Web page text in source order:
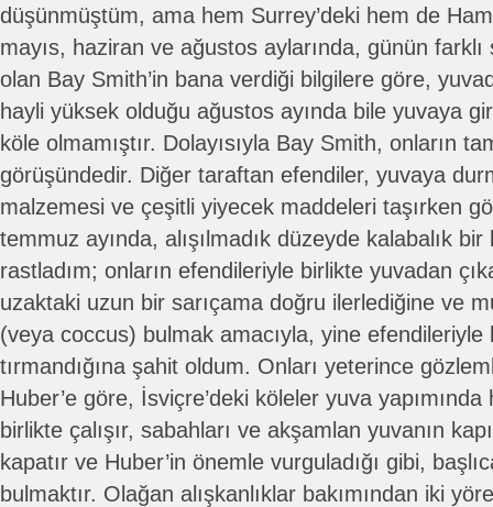
düşünmüştüm, ama hem Surrey’deki hem de
mayıs, haziran ve ağustos aylarında, günün
olan Bay Smith’in bana verdiği bilgilere göre,
hayli yüksek olduğu ağustos ayında bile yuvaya
köle olmamıştır. Dolayısıyla Bay Smith, onların
görüşündedir. Diğer taraftan efendiler, yuvaya
malzemesi ve çeşitli yiyecek maddeleri taşırken
temmuz ayında, alışılmadık düzeyde kalabalık
rastladım; onların efendileriyle birlikte yuvadan
uzaktaki uzun bir sarıçama doğru ilerlediğine ve
(veya coccus) bulmak amacıyla, yine efendileriyle
tırmandığına şahit oldum. Onları yeterince
Huber’e göre, İsviçre’deki köleler yuva
birlikte çalışır, sabahları ve akşamlan yuvanın
kapatır ve Huber’in önemle vurguladığı gibi,
bulmaktır. Olağan alışkanlıklar bakımından iki